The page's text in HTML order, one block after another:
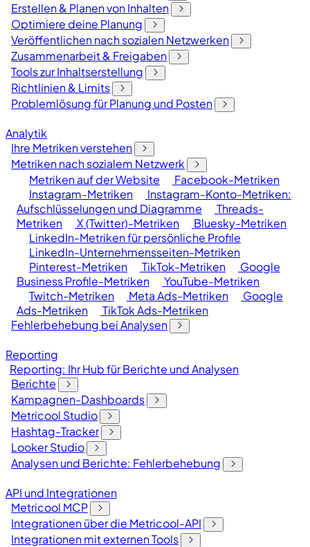
Erstellen & Planen von Inhalten
Optimiere deine Planung
Veröffentlichen nach sozialen Netzwerken
Zusammenarbeit & Freigaben
Tools zur Inhaltserstellung
Richtlinien & Limits
Problemlösung für Planung und Posten
Analytik
Ihre Metriken verstehen
Metriken nach sozialem Netzwerk
Metriken auf der Website
Facebook-Metriken
Instagram-Metriken
Instagram-Konto-Metriken:
Aufschlüsselungen und Diagramme
Threads-
Metriken
X (Twitter)-Metriken
Bluesky-Metriken
LinkedIn-Metriken für persönliche Profile
LinkedIn-Unternehmensseiten-Metriken
Pinterest-Metriken
TikTok-Metriken
Google
Business Profile-Metriken
YouTube-Metriken
Twitch-Metriken
Meta Ads-Metriken
Google
Ads-Metriken
TikTok Ads-Metriken
Fehlerbehebung bei Analysen
Reporting
Reporting: Ihr Hub für Berichte und Analysen
Berichte
Kampagnen-Dashboards
Metricool Studio
Hashtag-Tracker
Looker Studio
Analysen und Berichte: Fehlerbehebung
API und Integrationen
Metricool MCP
Integrationen über die Metricool-API
Integrationen mit externen Tools